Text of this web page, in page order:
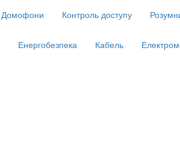
Домофони Контроль доступу
Енергобезпека Кабель